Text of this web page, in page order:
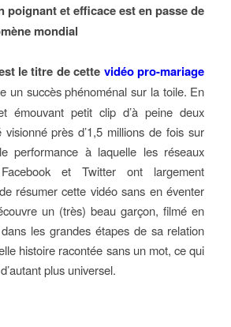
poignant et efficace est en passe de
mondial
le titre de cette vidéo pro-mariage
un succès phénoménal sur la toile. En
émouvant petit clip d’à peine deux
près d’1,5 millions de fois sur
performance à laquelle les réseaux
et Twitter ont largement
résumer cette vidéo sans en éventer
un (très) beau garçon, filmé en
les grandes étapes de sa relation
histoire racontée sans un mot, ce qui
plus universel.